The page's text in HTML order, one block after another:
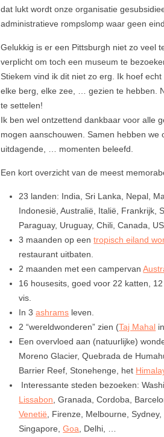
dat lukt wordt onze organisatie
administratieve rompslomp waar geen
Gelukkig is er een Pittsburgh niet zo veel
verplicht om toch een museum te
Stiekem vind ik dit niet zo erg. Ik hoef
elke berg, elke zee, … gezien te hebben.
te settelen!
Ik ben wel ontzettend dankbaar voor alle
mogen aanschouwen. Samen hebben we
uitdagende, … momenten beleefd.
Een kort overzicht van de meest
23 landen: India, Sri Lanka, Nepal,
Indonesië, Australië, Italië, Frankrijk,
Paraguay, Uruguay, Chili, Canada,
3 maanden op eentropisch eiland
restaurant uitbaten.
2 maanden met een campervan
16 housesits, goed voor 22 katten,
vis.
In 3ashrams leven.
2 “wereldwonderen” zien (Taj Mahal
Een overvloed aan (natuurlijke)
Moreno Glacier, Quebrada de
Barrier Reef, Stonehenge, het
Interessante steden bezoeken:
Lissabon , Granada, Cordoba,
Venetië , Firenze, Melbourne, Sydney,
Singapore,Goa , Delhi, …